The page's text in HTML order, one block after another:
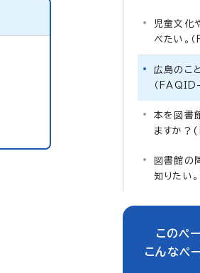
児童文化
べたい。
広島のこ
（
本を図書
ますか
図書館の
知りた
このペ
こんなペ